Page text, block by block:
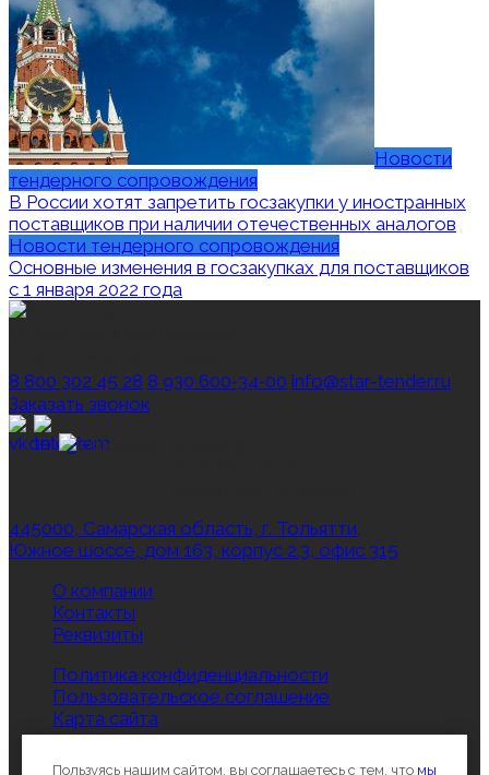
Новости
тендерного сопровождения
В России хотят запретить госзакупки у иностранных
поставщиков при наличии отечественных аналогов
Новости тендерного сопровождения
Основные изменения в госзакупках для поставщиков
с 1 января 2022 года
8 800 302 45 28 8 930 600‑34‑00 info@star-tender.ru
Заказать звонок
445000, Самарская область, г. Тольятти,
Южное шоссе, дом 163, корпус 2.3, офис 315
О компании
Контакты
Реквизиты
Политика конфиденциальности
Пользовательское соглашение
Карта сайта
Все права защищены © 2012-2026, Star‑Tender.ru
Пользуясь нашим сайтом, вы соглашаетесь с тем, что мы